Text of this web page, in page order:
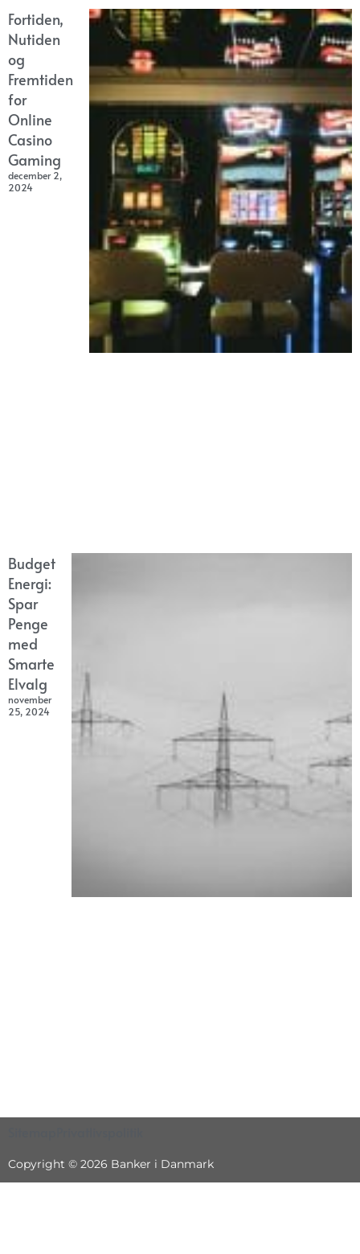
Fortiden,
Nutiden
og
Fremtiden
for
Online
Casino
Gaming
december 2,
2024
Budget
Energi:
Spar
Penge
med
Smarte
Elvalg
november
25, 2024
Copyright © 2026 Banker i Danmark